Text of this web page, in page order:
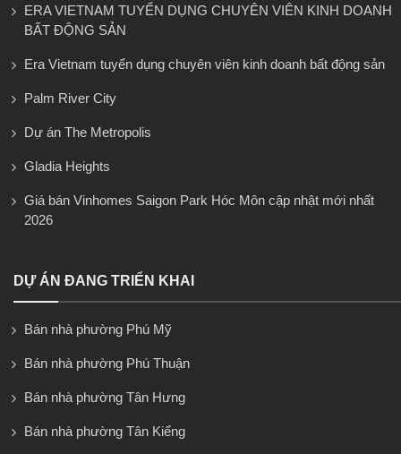
ERA VIETNAM TUYỂN DỤNG CHUYÊN VIÊN KINH DOANH
BẤT ĐỘNG SẢN
Era Vietnam tuyển dụng chuyên viên kinh doanh bất động sản
Palm River City
Dự án The Metropolis
Gladia Heights
Giá bán Vinhomes Saigon Park Hóc Môn cập nhật mới nhất
2026
DỰ ÁN ĐANG TRIỂN KHAI
Bán nhà phường Phú Mỹ
Bán nhà phường Phú Thuận
Bán nhà phường Tân Hưng
Bán nhà phường Tân Kiểng